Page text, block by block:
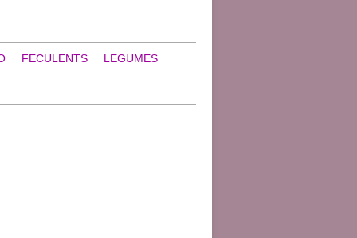
FECULENTS LEGUMES